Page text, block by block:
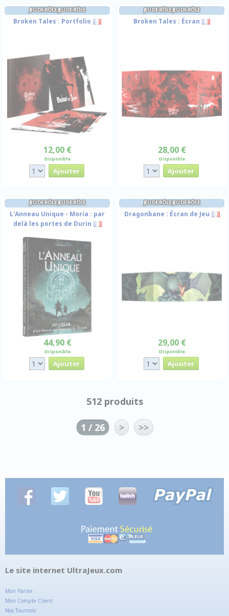
JEU DE RÔLE JEU DE RÔLE
Broken Tales : Portfolio
12,00 €
Disponible
JEU DE RÔLE JEU DE RÔLE
Broken Tales : Écran
28,00 €
Disponible
JEU DE RÔLE JEU DE RÔLE
L'Anneau Unique - Moria : par
delà les portes de Durin
44,90 €
Disponible
JEU DE RÔLE JEU DE RÔLE
Dragonbane : Écran de Jeu
29,00 €
Disponible
512 produits
1 / 26 > >>
Le site internet UltraJeux.com
Mon Panier
Mon Compte Client
Nos Tournois